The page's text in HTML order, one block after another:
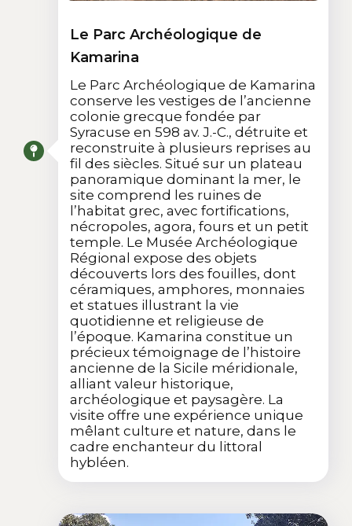
Le Parc Archéologique de
Kamarina
Le Parc Archéologique de Kamarina
conserve les vestiges de l’ancienne
colonie grecque fondée par
Syracuse en 598 av. J.-C., détruite et
reconstruite à plusieurs reprises au
fil des siècles. Situé sur un plateau
panoramique dominant la mer, le
site comprend les ruines de
l’habitat grec, avec fortifications,
nécropoles, agora, fours et un petit
temple. Le Musée Archéologique
Régional expose des objets
découverts lors des fouilles, dont
céramiques, amphores, monnaies
et statues illustrant la vie
quotidienne et religieuse de
l’époque. Kamarina constitue un
précieux témoignage de l’histoire
ancienne de la Sicile méridionale,
alliant valeur historique,
archéologique et paysagère. La
visite offre une expérience unique
mêlant culture et nature, dans le
cadre enchanteur du littoral
hybléen.